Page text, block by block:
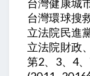
台灣健康城
台灣環球搜
立法院民進
立法院財政
第2、3、4